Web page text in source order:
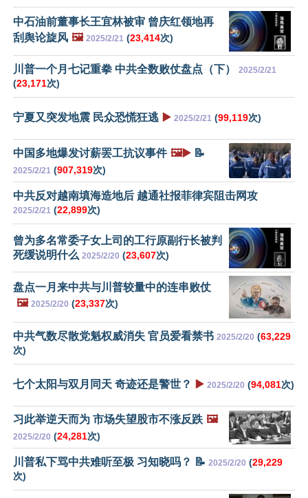
中石油前董事长王宜林被审 曾庆红领地再
刮舆论旋风 🖼️ 2025/2/21 (23,414次)
川普一个月七记重拳 中共全数败仗盘点（下） 2025/2/21
(23,171次)
宁夏又突发地震 民众恐慌狂逃 ▶️ 2025/2/21 (99,119次)
中国多地爆发讨薪罢工抗议事件 🖼️▶️ 📝
2025/2/21 (907,319次)
中共反对越南填海造地后 越通社报菲律宾阻击网攻
2025/2/21 (22,899次)
曾为多名常委子女上司的工行原副行长被判
死缓说明什么 2025/2/20 (23,607次)
盘点一月来中共与川普较量中的连串败仗
🖼️ 2025/2/20 (23,337次)
中共气数尽散党魁权威消失 官员爱看禁书 2025/2/20 (63,229
次)
七个太阳与双月同天 奇迹还是警世？ ▶️ 2025/2/20 (94,081次)
习此举逆天而为 市场失望股市不涨反跌 🖼️
2025/2/20 (24,281次)
川普私下骂中共难听至极 习知晓吗？ 📝 2025/2/20 (29,229
次)